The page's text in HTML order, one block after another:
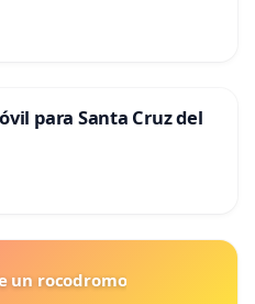
para Santa Cruz del
un rocodromo